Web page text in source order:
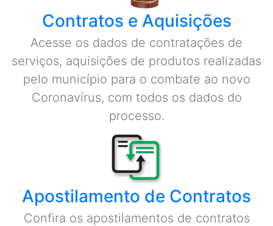
Contratos e Aquisições
Acesse os dados de contratações de
serviços, aquisições de produtos realizadas
pelo município para o combate ao novo
Coronavírus, com todos os dados do
processo.
Apostilamento de Contratos
Confira os apostilamentos de contratos